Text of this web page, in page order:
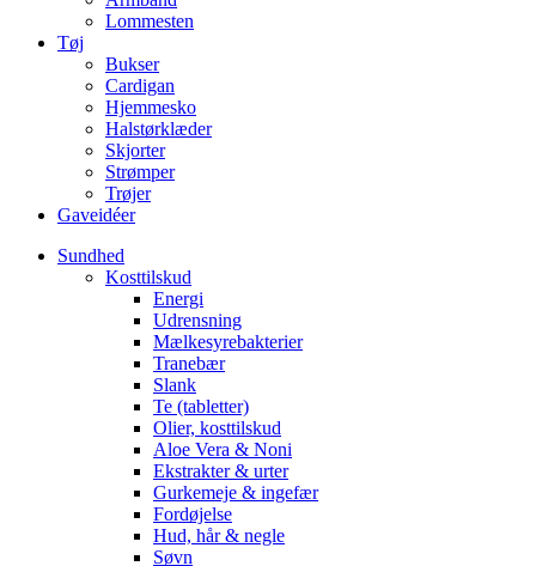
Lommesten
Tøj
Bukser
Cardigan
Hjemmesko
Halstørklæder
Skjorter
Strømper
Trøjer
Gaveidéer
Sundhed
Kosttilskud
Energi
Udrensning
Mælkesyrebakterier
Tranebær
Slank
Te (tabletter)
Olier, kosttilskud
Aloe Vera & Noni
Ekstrakter & urter
Gurkemeje & ingefær
Fordøjelse
Hud, hår & negle
Søvn